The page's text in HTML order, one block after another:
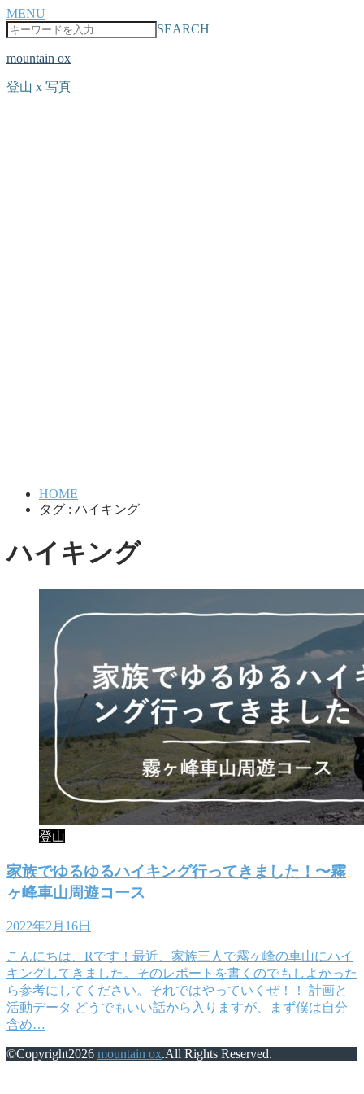
MENU
SEARCH
mountain ox
登山 x 写真
HOME
タグ : ハイキング
ハイキング
登山
家族でゆるゆるハイキング行ってきました！〜霧
ヶ峰車山周遊コース
2022年2月16日
こんにちは、Rです！最近、家族三人で霧ヶ峰の車山にハイ
キングしてきました。そのレポートを書くのでもしよかった
ら参考にしてください。それではやっていくぜ！！ 計画と
活動データ どうでもいい話から入りますが、まず僕は自分
含め…
©Copyright2026 mountain ox.All Rights Reserved.